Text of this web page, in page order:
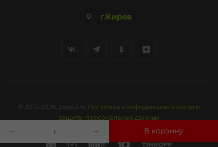
г.Киров
© 2012-2026, zoo43.ru Политика конфиденциальности и
защиты персональных данных